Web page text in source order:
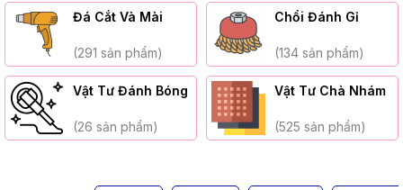
Đá Cắt Và Mài
(291 sản phẩm)
Chổi Đánh Gỉ
(134 sản phẩm)
Vật Tư Đánh Bóng
(26 sản phẩm)
Vật Tư Chà Nhám
(525 sản phẩm)